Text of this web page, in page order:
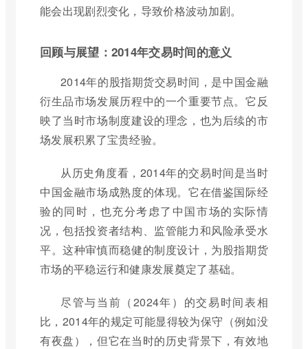
能会出现剧烈变化，导致价格波动加剧。
回顾与展望：2014年交易时间的意义
2014年的股指期货交易时间，是中国金融
衍生品市场发展历程中的一个重要节点。它反
映了当时市场制度建设的理念，也为后续的市
场发展积累了宝贵经验。
从历史角度看，2014年的交易时间是当时
中国金融市场成熟度的体现。它在借鉴国际经
验的同时，也充分考虑了中国市场的实际情
况，包括投资者结构、监管能力和风险承受水
平。这种审慎而稳健的制度设计，为股指期货
市场的平稳运行和健康发展奠定了基础。
尽管与当前（2024年）的交易时间表相
比，2014年的规定可能显得较为保守（例如没
有夜盘），但它在当时的历史背景下，有效地